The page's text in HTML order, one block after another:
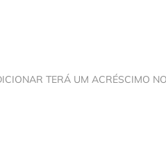
TERÁ UM ACRÉSCIMO